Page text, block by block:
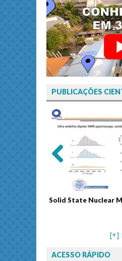
PUBLICAÇÕES
Solid State Nuclear
[+]
ACESSO RÁPIDO